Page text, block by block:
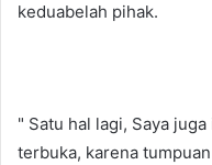
keduabelah pihak.
" Satu hal lagi, Saya
terbuka, karena